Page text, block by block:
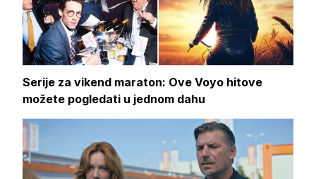
Serije za vikend maraton: Ove Voyo hitove
možete pogledati u jednom dahu